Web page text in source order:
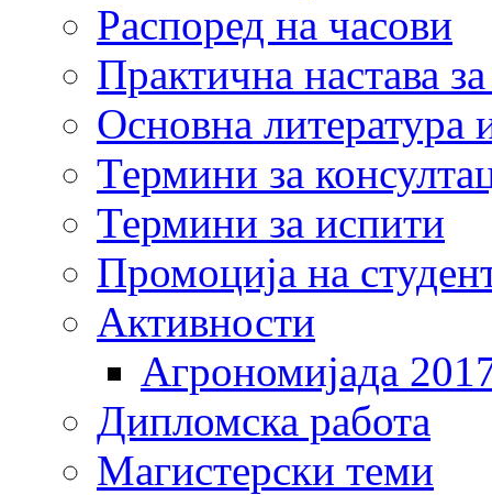
Распоред на часови
Практична настава
Основна литература
Термини за
Термини за испити
Промоција на
Активности
Агрономијада
Дипломска работа
Магистерски теми